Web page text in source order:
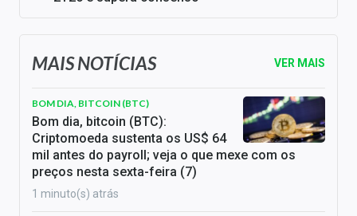
MAIS NOTÍCIAS VER MAIS
BOM DIA, BITCOIN (BTC)
Bom dia, bitcoin (BTC):
Criptomoeda sustenta os US$ 64
mil antes do payroll; veja o que mexe com os
preços nesta sexta-feira (7)
1 minuto(s) atrás